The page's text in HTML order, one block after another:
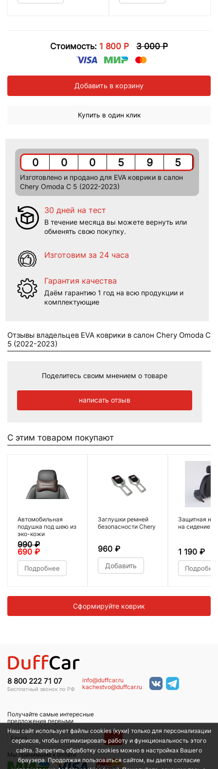
Стоимость: 1 800 Р 3 000 Р
Добавить в корзину
Купить в один клик
0 0 0 5 9 5
Изготовлено и продано для EVA коврики в салон
Chery Omoda C 5 (2022-2023)
30 дней на тест
В течение месяца вы можете вернуть или
обменять свою покупку.
Изготовим за 24 часа
Гарантия качества
Даём гарантию 1 год на всю продукции и
комплектующие
Отзывы владельцев EVA коврики в салон Chery Omoda C
5 (2022-2023)
Поделитесь своим мнением о товаре
написать отзыв
С этим товаром покупают
Автомобильная
подушка под шею из
эко-кожи
990₽
690 ₽
Подробнее
Заглушки ремней
безопасности Chery
960 ₽
Добавить
Защитная
на сидение
1 190 ₽
Сформируйте коврик
8 800 222 71 07
Бесплатный звонок по РФ
info@duffcar.ru
kachestvo@duffcar.ru
Получайте самые интересные
предложения первыми
→
Мы принимаем к оплате
Наш сайт использует файлы cookies (куки) только для персонализации
сервисов, чтобы оптимизировать работу и функциональность этого
сайта. Запретить обработку cookies можно в настройках Вашего
браузера. Продолжая пользоваться сайтом, вы даете согласие